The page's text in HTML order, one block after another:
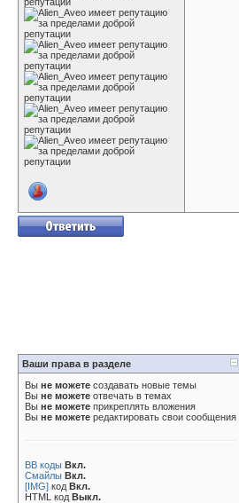
Ваши права в разделе
Вы не можете создавать новые темы
Вы не можете отвечать в темах
Вы не можете прикреплять вложения
Вы не можете редактировать свои сообщения
BB коды Вкл.
Смайлы Вкл.
[IMG] код Вкл.
HTML код Выкл.